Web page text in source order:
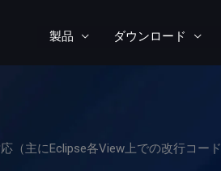
製品 ダウンロード
（主にEclipse各View上での改行コー